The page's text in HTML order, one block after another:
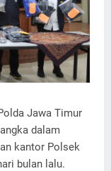
Jawa Timur
dalam
kantor Polsek
bulan lalu.